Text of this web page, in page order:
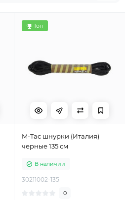
Топ
M-Tac шнурки (Италия)
черные 135 см
В наличии
30211002-135
0